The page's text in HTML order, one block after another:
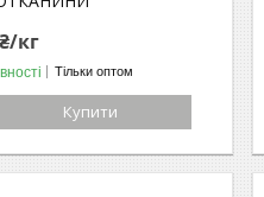
кг
Тільки оптом
Купити